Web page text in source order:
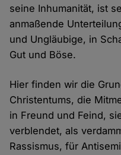
seine Inhumanität, ist
anmaßende
und Ungläubige, in
Gut und Böse.
Hier finden wir die
Christentums, die
in Freund und Feind,
verblendet, als
Rassismus, für